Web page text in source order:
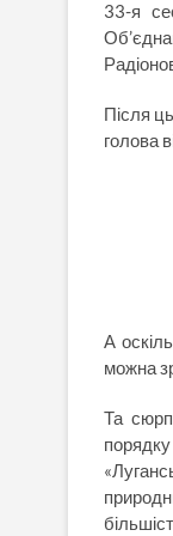
33-я
Після
голова
А
можна
Та